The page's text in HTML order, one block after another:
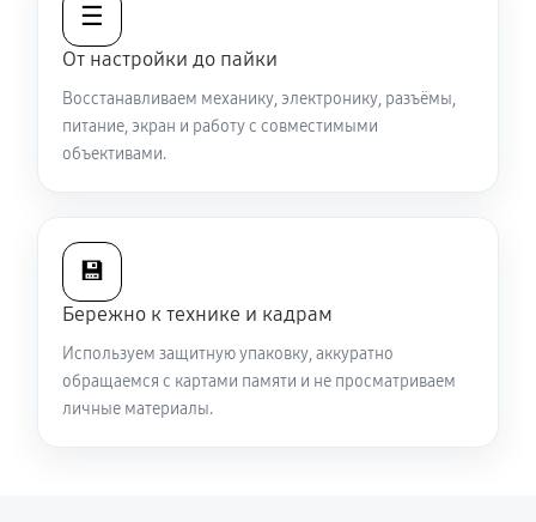
☰
От настройки до пайки
Восстанавливаем механику, электронику, разъёмы,
питание, экран и работу с совместимыми
объективами.
💾
Бережно к технике и кадрам
Используем защитную упаковку, аккуратно
обращаемся с картами памяти и не просматриваем
личные материалы.